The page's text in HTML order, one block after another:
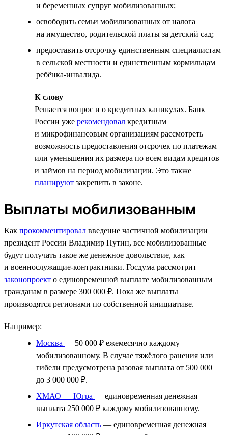
и беременных супруг мобилизованных;
освободить семьи мобилизованных от налога
на имущество, родительской платы за детский сад;
предоставить отсрочку единственным специалистам
в сельской местности и единственным кормильцам
ребёнка-инвалида.
К слову
Решается вопрос и о кредитных каникулах. Банк
России уже рекомендовал кредитным
и микрофинансовым организациям рассмотреть
возможность предоставления отсрочек по платежам
или уменьшения их размера по всем видам кредитов
и займов на период мобилизации. Это также
планируют закрепить в законе.
Выплаты мобилизованным
Как прокомментировал введение частичной мобилизации
президент России Владимир Путин, все мобилизованные
будут получать такое же денежное довольствие, как
и военнослужащие-контрактники. Госдума рассмотрит
законопроект о единовременной выплате мобилизованным
гражданам в размере 300 000 ₽. Пока же выплаты
производятся регионами по собственной инициативе.
Например:
Москва — 50 000 ₽ ежемесячно каждому
мобилизованному. В случае тяжёлого ранения или
гибели предусмотрена разовая выплата от 500 000
до 3 000 000 ₽.
ХМАО — Югра — единовременная денежная
выплата 250 000 ₽ каждому мобилизованному.
Иркутская область — единовременная денежная